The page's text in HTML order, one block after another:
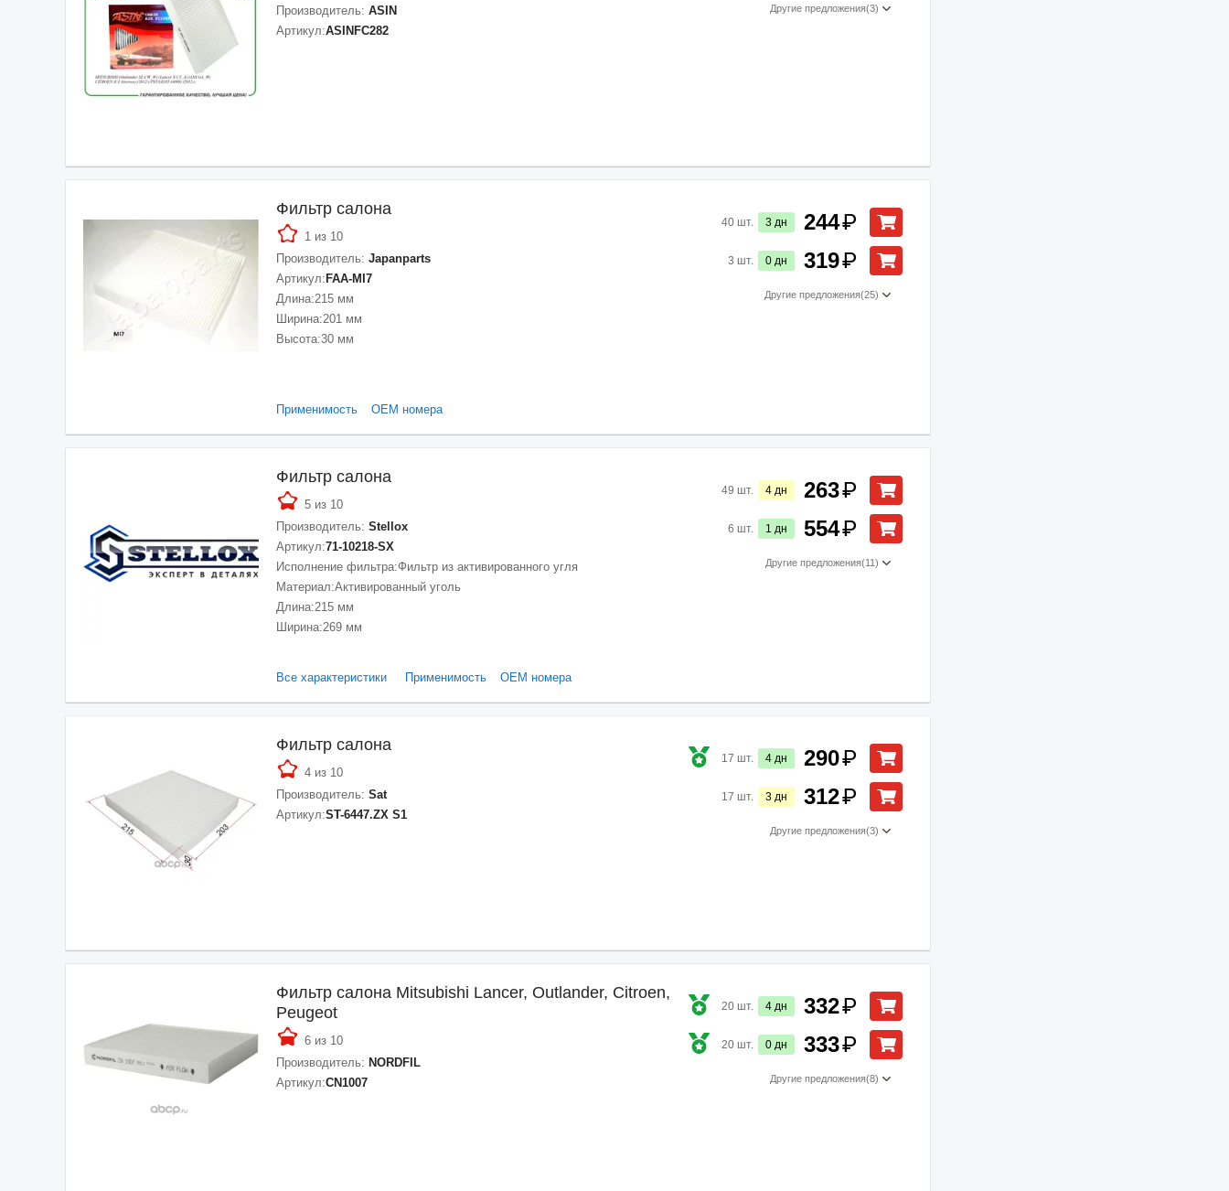
Производитель: ASIN
Артикул:ASINFC282
Другие предложения(3)
Фильтр салона
1 из 10
Производитель: Japanparts
Артикул: FAA-MI7
Длина:215 мм
Ширина:201 мм
Высота:30 мм
40 шт. 3 дн 244₽
3 шт. 0 дн 319₽
Другие предложения(25)
Применимость ОЕМ номера
Фильтр салона
5 из 10
Производитель: Stellox
Артикул:71-10218-SX
Исполнение фильтра:Фильтр из активированного угля
Материал:Активированный уголь
Длина:215 мм
Ширина:269 мм
49 шт. 4 дн 263₽
6 шт. 1 дн 554₽
Другие предложения(11)
Все характеристики Применимость ОЕМ номера
Фильтр салона
4 из 10
Производитель: Sat
Артикул:ST-6447.ZX S1
17 шт. 4 дн 290₽
17 шт. 3 дн 312₽
Другие предложения(3)
Фильтр салона Mitsubishi Lancer, Outlander, Citroen,
Peugeot
6 из 10
Производитель: NORDFIL
Артикул:CN1007
20 шт. 4 дн 332₽
20 шт. 0 дн 333₽
Другие предложения(8)